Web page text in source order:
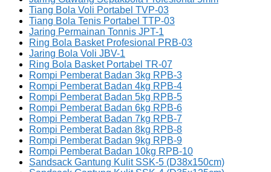
Tiang Bola Voli Portabel TVP-03
Tiang Bola Tenis Portabel TTP-03
Jaring Permainan Tonnis JPT-1
Ring Bola Basket Profesional PRB-03
Jaring Bola Voli JBV-1
Ring Bola Basket Portabel TR-07
Rompi Pemberat Badan 3kg RPB-3
Rompi Pemberat Badan 4kg RPB-4
Rompi Pemberat Badan 5kg RPB-5
Rompi Pemberat Badan 6kg RPB-6
Rompi Pemberat Badan 7kg RPB-7
Rompi Pemberat Badan 8kg RPB-8
Rompi Pemberat Badan 9kg RPB-9
Rompi Pemberat Badan 10kg RPB-10
Sandsack Gantung Kulit SSK-5 (D38x150cm)